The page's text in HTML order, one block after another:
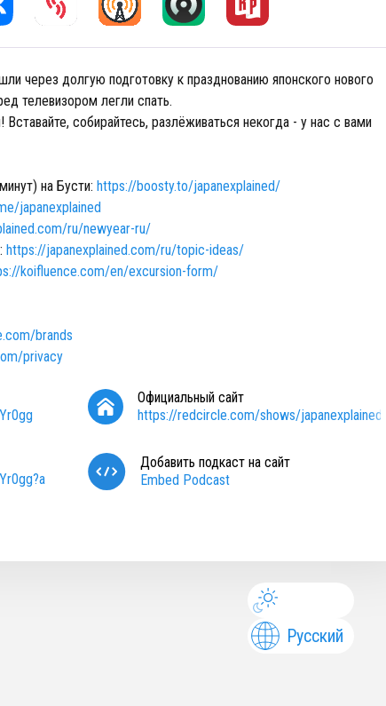
через долгую подготовку к празднованию японского нового
телевизором легли спать.
собирайтесь, разлёживаться некогда - у нас с вами
на Бусти: https://boosty.to/japanexplained/
japanexplained
ru/newyear-ru/
https://japanexplained.com/ru/topic-ideas/
koifluence.com/en/excursion-form/
brands
privacy
Официальный сайт
https://redcircle.com/shows/japanexplainedru
Добавить подкаст на сайт
Embed Podcast
Русский